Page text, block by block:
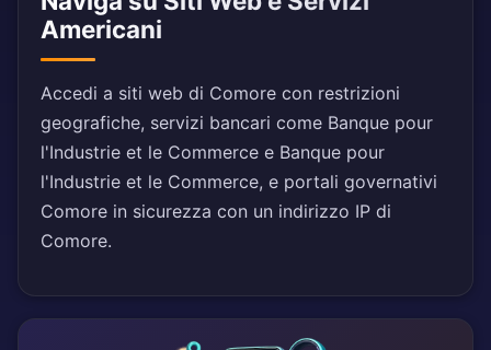
Americani
Accedi a siti web di Comore con restrizioni
geografiche, servizi bancari come Banque pour
l'Industrie et le Commerce e Banque pour
l'Industrie et le Commerce, e portali governativi
Comore in sicurezza con un indirizzo IP di
Comore.